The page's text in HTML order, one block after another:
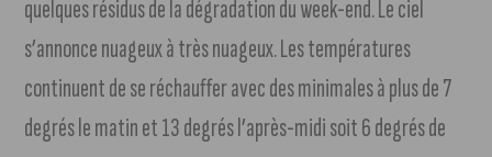
quelques résidus de la dégradation du week-end. Le ciel
s’annonce nuageux à très nuageux. Les températures
continuent de se réchauffer avec des minimales à plus de 7
degrés le matin et 13 degrés l’après-midi soit 6 degrés de